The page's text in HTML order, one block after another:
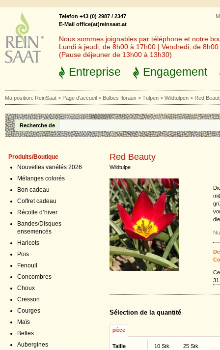
Telefon +43 (0) 2987 / 2347
E-Mail office(at)reinsaat.at
Nous sommes joignables par téléphone et notre
Lundi à jeudi, de 8h00 à 17h00 | Vendredi, de
(Pause déjeuner de 13h00 à 13h30)
Entreprise Engagement
Ma position: ReinSaat > Page d'accueil > Bulbes floraux > Tulpen > Wildtulpen > Red
Recherche de
Produits/Boutique
Nouvelles variétés 2026
Mélanges colorés
Bon cadeau
Coffret cadeau
Récolte d’hiver
Bandes/Disques
ensemencés
Haricots
Pois
Fenouil
Concombres
Choux
Cresson
Courges
Maïs
Bettes
Aubergines
Red Beauty
Wildtulpe
Sélection de la quantité
pièce
Taille 10 Stk. 25 Stk.